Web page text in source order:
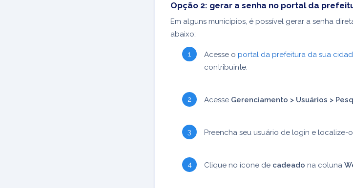
Opção 2: gerar a senha no portal da
Em alguns municípios, é possível gerar a senha
abaixo:
Acesse o portal da prefeitura da sua
contribuinte.
Acesse Gerenciamento > Usuários >
Preencha seu usuário de login e localize-
Clique no ícone de cadeado na coluna